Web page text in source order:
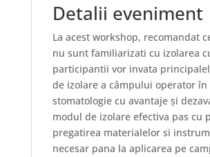
Detalii eveniment
La acest workshop, recomandat
nu sunt familiarizati cu izolarea
participantii vor invata
de izolare a câmpului operator în
stomatologie cu avantaje și
modul de izolare efectiva pas cu
pregatirea materialelor si
necesar pana la aplicarea pe